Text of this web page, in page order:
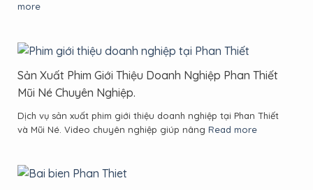
more
Sản Xuất Phim Giới Thiệu Doanh Nghiệp Phan Thiết
Mũi Né Chuyên Nghiệp.
Dịch vụ sản xuất phim giới thiệu doanh nghiệp tại Phan Thiết
và Mũi Né. Video chuyên nghiệp giúp nâng Read more